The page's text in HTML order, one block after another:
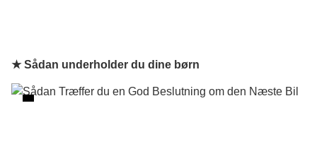
★ Sådan underholder du dine børn